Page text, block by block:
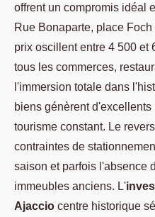
offrent un compromis idéal
Rue Bonaparte, place
prix oscillent entre 4 500 et
tous les commerces,
l'immersion totale dans
biens génèrent
tourisme constant. Le
contraintes de
saison et parfois l'absence
immeubles anciens. L'
Ajaccio centre historique